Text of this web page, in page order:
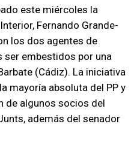
este miércoles la
Fernando Grande-
los dos agentes de
ser embestidos por una
(Cádiz). La iniciativa
mayoría absoluta del PP y
de algunos socios del
además del senador